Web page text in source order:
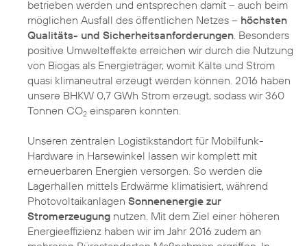
betrieben werden und entsprechen damit – auch beim
möglichen Ausfall des öffentlichen Netzes – höchsten
Qualitäts- und Sicherheitsanforderungen . Besonders
positive Umwelteffekte erreichen wir durch die Nutzung
von Biogas als Energieträger, womit Kälte und Strom
quasi klimaneutral erzeugt werden können. 2016 haben
unsere BHKW 0,7 GWh Strom erzeugt, sodass wir 360
Tonnen CO2 einsparen konnten.
Unseren zentralen Logistikstandort für Mobilfunk-
Hardware in Harsewinkel lassen wir komplett mit
erneuerbaren Energien versorgen. So werden die
Lagerhallen mittels Erdwärme klimatisiert, während
Photovoltaikanlagen Sonnenenergie zur
Stromerzeugung nutzen. Mit dem Ziel einer höheren
Energieeffizienz haben wir im Jahr 2016 zudem an